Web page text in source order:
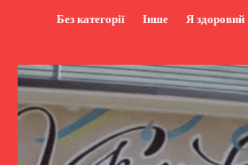
Без категорії Інше Я здоровий